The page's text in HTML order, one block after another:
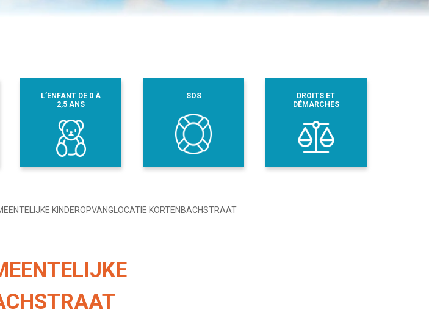
L’ENFANT DE 0 À
2,5 ANS
SOS
DROITS ET
DÉMARCHES
KINDEROPVANGLOCATIE KORTENBACHSTRAAT